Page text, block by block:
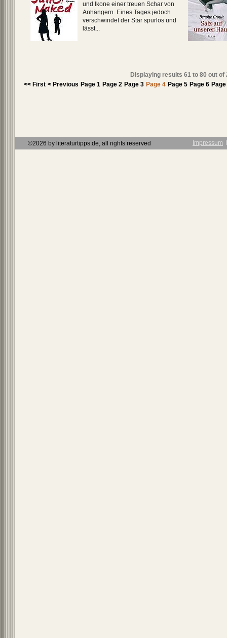
und Ikone einer treuen Schar von
Anhängern. Eines Tages jedoch
verschwindet der Star spurlos und
lässt...
Displaying results 61 to 80 out of
<< First < Previous Page 1 Page 2 Page 3 Page 4 Page 5 Page 6
©2026 by literaturtipps.de, all rights reserved Impressum